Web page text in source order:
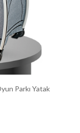
Parkı Yatak